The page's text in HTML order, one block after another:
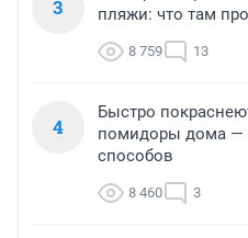
3
пляжи: что там
8 759 13
4
Быстро
помидоры дома —
способов
8 460 3